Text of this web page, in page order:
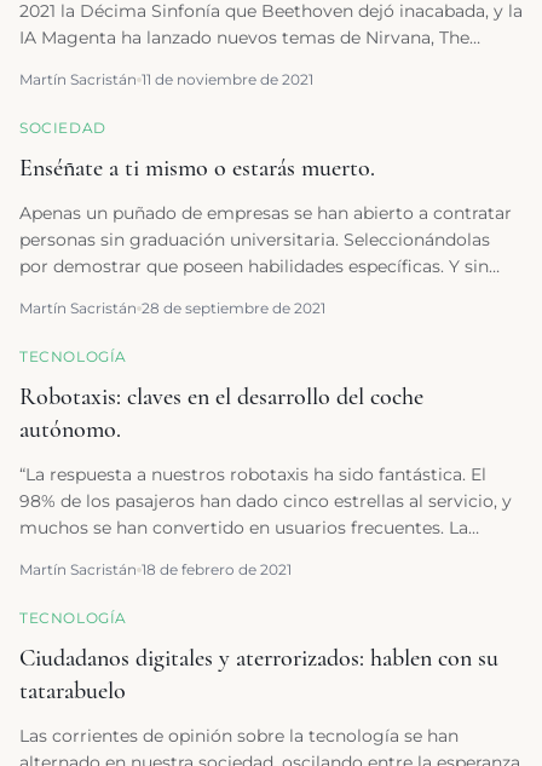
2021 la Décima Sinfonía que Beethoven dejó inacabada, y la
IA Magenta ha lanzado nuevos temas de Nirvana, The
Martín Sacristán 11 de noviembre de 2021
SOCIEDAD
Enséñate a ti mismo o estarás muerto.
Apenas un puñado de empresas se han abierto a contratar
personas sin graduación universitaria. Seleccionándolas
por demostrar que poseen habilidades específicas. Y sin
Martín Sacristán 28 de septiembre de 2021
TECNOLOGÍA
Robotaxis: claves en el desarrollo del coche
autónomo.
“La respuesta a nuestros robotaxis ha sido fantástica. El
98% de los pasajeros han dado cinco estrellas al servicio, y
muchos se han convertido en usuarios frecuentes. La
última instancia lo que importa es llegar del punto A al
punto B de forma segura y cómoda, y eso es lo que
Martín Sacristán 18 de febrero de 2021
TECNOLOGÍA
Ciudadanos digitales y aterrorizados: hablen con su
tatarabuelo
Las corrientes de opinión sobre la tecnología se han